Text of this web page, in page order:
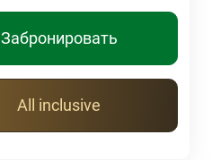
Забронировать
All inclusive